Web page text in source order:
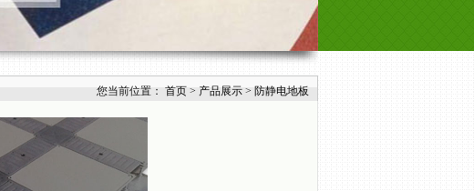
您当前位置： 首页 > 产品展示 > 防静电地板